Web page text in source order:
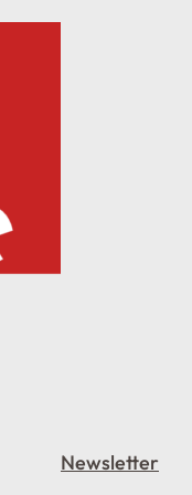
Newsletter